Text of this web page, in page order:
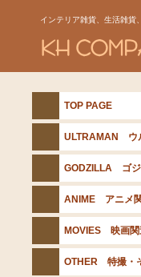
インテリア雑貨、生活雑貨
TOP PAGE
ULTRAMAN ウ
GODZILLA ゴ
ANIME アニメ
MOVIES 映画関
OTHER 特撮・